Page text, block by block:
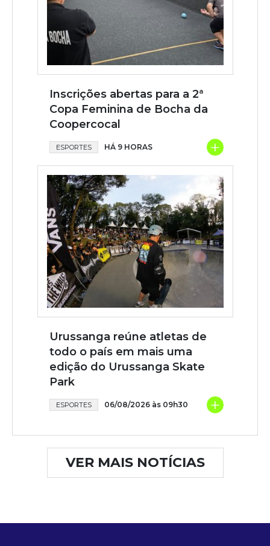
Inscrições abertas para a 2ª
Copa Feminina de Bocha da
Coopercocal
ESPORTES HÁ 9 HORAS +
Urussanga reúne atletas de
todo o país em mais uma
edição do Urussanga Skate
Park
ESPORTES 06/08/2026 às 09h30 +
VER MAIS NOTÍCIAS